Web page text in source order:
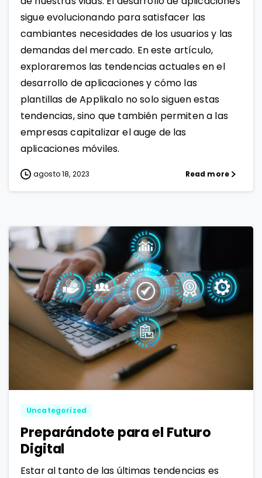
sigue evolucionando para satisfacer las
cambiantes necesidades de los usuarios y las
demandas del mercado. En este artículo,
exploraremos las tendencias actuales en el
desarrollo de aplicaciones y cómo las
plantillas de Applikalo no solo siguen estas
tendencias, sino que también permiten a las
empresas capitalizar el auge de las
aplicaciones móviles.
agosto 18, 2023 Read more
Uncategorized
Preparándote para el Futuro
Digital
Estar al tanto de las últimas tendencias es